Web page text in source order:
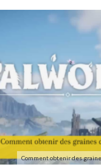
Comment obtenir des